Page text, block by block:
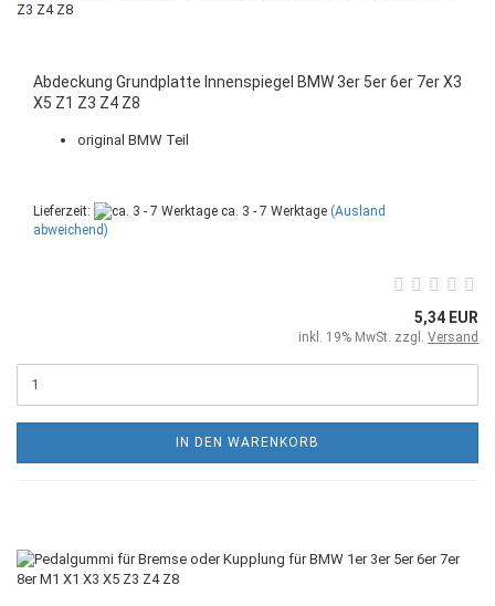
Abdeckung Grundplatte Innenspiegel BMW 3er 5er 6er 7er X3
X5 Z1 Z3 Z4 Z8
original BMW Teil
Lieferzeit: ca. 3 - 7 Werktage (Ausland
abweichend)
5,34 EUR
inkl. 19% MwSt. zzgl. Versand
IN DEN WARENKORB